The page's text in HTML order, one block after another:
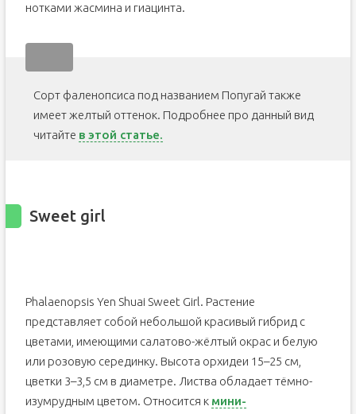
нотками жасмина и гиацинта.
Сорт фаленопсиса под названием Попугай также
имеет желтый оттенок. Подробнее про данный вид
читайте в этой статье.
Sweet girl
Phalaenopsis Yen Shuai Sweet Girl. Растение
представляет собой небольшой красивый гибрид с
цветами, имеющими салатово-жёлтый окрас и белую
или розовую серединку. Высота орхидеи 15–25 см,
цветки 3–3,5 см в диаметре. Листва обладает тёмно-
изумрудным цветом. Относится к мини-